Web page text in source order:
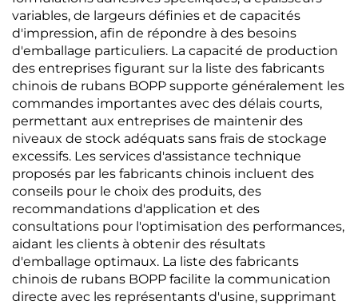
variables, de largeurs définies et de capacités
d'impression, afin de répondre à des besoins
d'emballage particuliers. La capacité de production
des entreprises figurant sur la liste des fabricants
chinois de rubans BOPP supporte généralement les
commandes importantes avec des délais courts,
permettant aux entreprises de maintenir des
niveaux de stock adéquats sans frais de stockage
excessifs. Les services d'assistance technique
proposés par les fabricants chinois incluent des
conseils pour le choix des produits, des
recommandations d'application et des
consultations pour l'optimisation des performances,
aidant les clients à obtenir des résultats
d'emballage optimaux. La liste des fabricants
chinois de rubans BOPP facilite la communication
directe avec les représentants d'usine, supprimant